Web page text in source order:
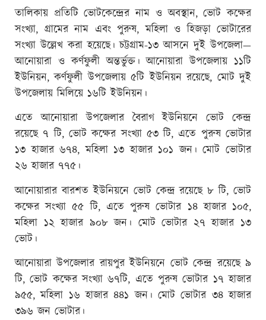
তালিকায় প্রতিটি ভোটকেন্দ্রের নাম ও অবস্থান, ভোট কক্ষের
সংখ্যা, গ্রামের নাম এবং পুরুষ, মহিলা ও হিজড়া ভোটারের
সংখ্যা উল্লেখ করা হয়েছে। চট্টগ্রাম-১৩ আসনে দুই উপজেলা—
আনোয়ারা ও কর্ণফুলী অন্তর্ভুক্ত। আনোয়ারা উপজেলায় ১১টি
ইউনিয়ন, কর্ণফুলী উপজেলায় ৫টি ইউনিয়ন রয়েছে, মোট দুই
উপজেলায় মিলিয়ে ১৬টি ইউনিয়ন।
এতে আনোয়ারা উপজেলার বৈরাগ ইউনিয়নে ভোট কেন্দ্র
রয়েছে ৭ টি, ভোট কক্ষের সংখ্যা ৫৩ টি, এতে পুরুষ ভোটার
১৩ হাজার ৬৭৪, মহিলা ১৩ হাজার ১০১ জন। মোট ভোটার
২৬ হাজার ৭৭৫।
আনোয়ারার বারশত ইউনিয়নে ভোট কেন্দ্র রয়েছে ৮ টি, ভোট
কক্ষের সংখ্যা ৫৫ টি, এতে পুরুষ ভোটার ১৪ হাজার ১০৫,
মহিলা ১২ হাজার ৯০৮ জন। মোট ভোটার ২৭ হাজার ১৩
ভোট।
আনোয়ারা উপজেলার রায়পুর ইউনিয়নে ভোট কেন্দ্র রয়েছে ৯
টি, ভোট কক্ষের সংখ্যা ৬৭টি, এতে পুরুষ ভোটার ১৭ হাজার
৯৫৫, মহিলা ১৬ হাজার ৪৪১ জন। মোট ভোটার ৩৪ হাজার
৩৯৬ জন ভোটার।